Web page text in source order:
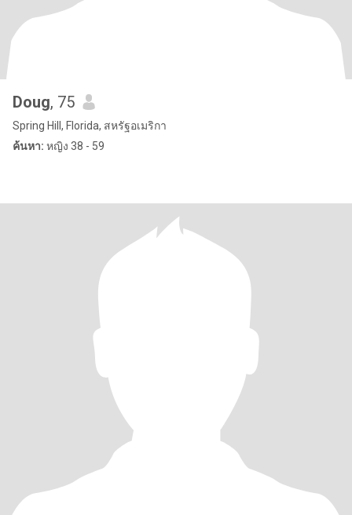
Doug, 75
Spring Hill, Florida, สหรัฐอเมริกา
ค้นหา: หญิง 38 - 59